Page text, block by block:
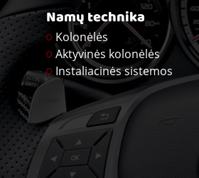
Namų technika
Kolonėlės
Aktyvinės kolonėlės
Instaliacinės sistemos